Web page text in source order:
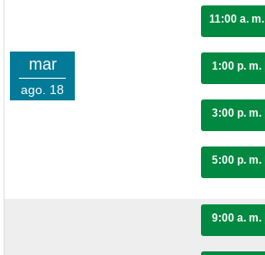
mar
ago. 18
11:00 a. m.
1:00 p. m.
3:00 p. m.
5:00 p. m.
9:00 a. m.